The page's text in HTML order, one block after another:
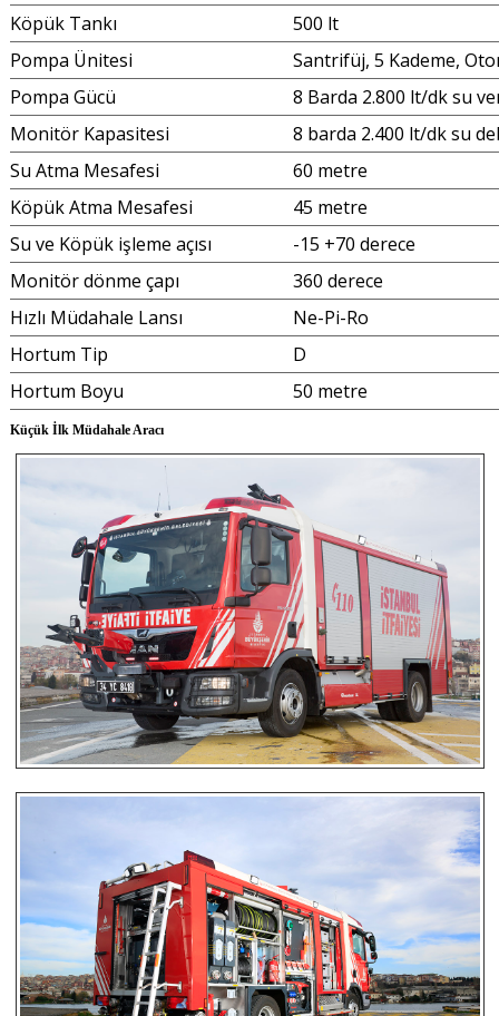
Köpük Tankı
500 lt
Pompa Ünitesi
Santrifüj, 5 Kademe,
Pompa Gücü
8 Barda 2.800 lt/dk su
Monitör Kapasitesi
8 barda 2.400 lt/dk su
Su Atma Mesafesi
60 metre
Köpük Atma Mesafesi
45 metre
Su ve Köpük işleme açısı
-15 +70 derece
Monitör dönme çapı
360 derece
Hızlı Müdahale Lansı
Ne-Pi-Ro
Hortum Tip
D
Hortum Boyu
50 metre
Küçük İlk Müdahale Aracı